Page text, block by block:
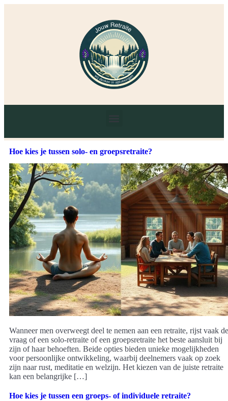
Hoe kies je tussen solo- en groepsretraite?
Wanneer men overweegt deel te nemen aan een retraite, rijst vaak de
vraag of een solo-retraite of een groepsretraite het beste aansluit bij
zijn of haar behoeften. Beide opties bieden unieke mogelijkheden
voor persoonlijke ontwikkeling, waarbij deelnemers vaak op zoek
zijn naar rust, meditatie en welzijn. Het kiezen van de juiste retraite
kan een belangrijke […]
Hoe kies je tussen een groeps- of individuele retraite?